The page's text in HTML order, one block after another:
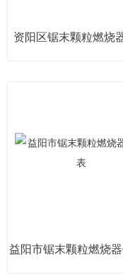
资阳区锯末颗粒燃烧